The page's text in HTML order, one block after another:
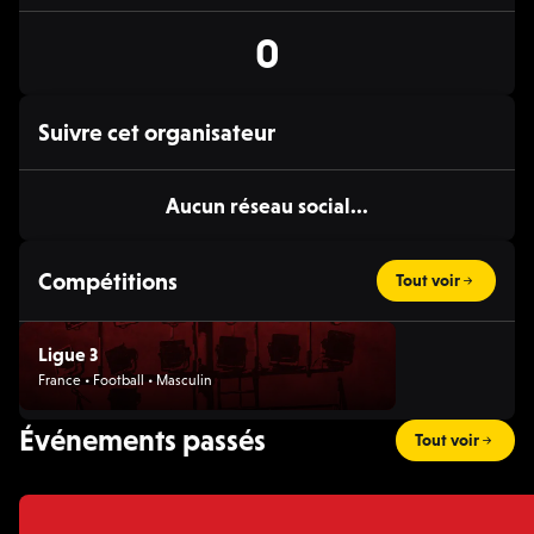
FC Rouen 1899 / Stade Briochin
0
Suivre cet organisateur
Aucun réseau social...
Compétitions Tout voir
Ligue 3
France • Football • Masculin
Événements passés Tout voir